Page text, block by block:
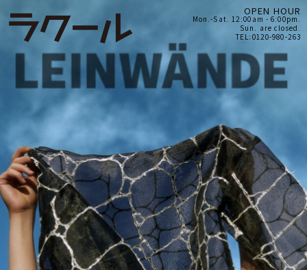
OPEN HOUR
Mon.-Sat. 12:00am - 6:00pm.
Sun. are closed.
TEL:0120-980-263